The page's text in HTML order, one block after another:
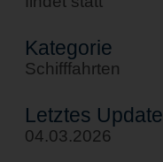
Kategorie
Schifffahrten
Letztes Update
04.03.2026